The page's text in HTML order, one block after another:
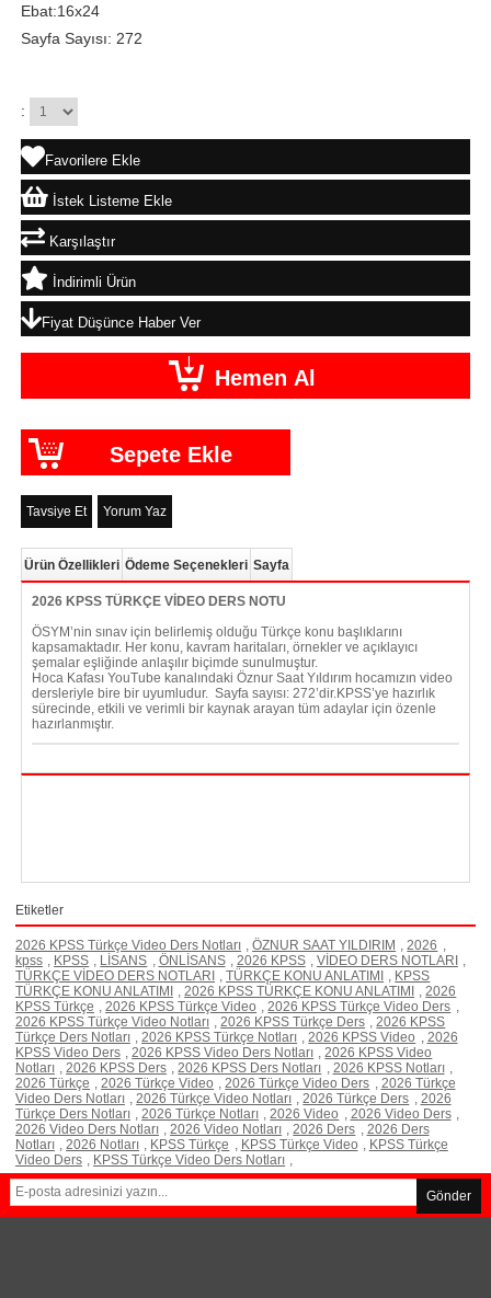
Ebat:16x24
Sayfa Sayısı: 272
:
Favorilere Ekle
İstek Listeme Ekle
Karşılaştır
İndirimli Ürün
Fiyat Düşünce Haber Ver
Tavsiye Et Yorum Yaz
Ürün Özellikleri Ödeme Seçenekleri Sayfa
2026 KPSS TÜRKÇE VİDEO DERS NOTU
ÖSYM’nin sınav için belirlemiş olduğu Türkçe konu başlıklarını
kapsamaktadır. Her konu, kavram haritaları, örnekler ve açıklayıcı
şemalar eşliğinde anlaşılır biçimde sunulmuştur.
Hoca Kafası YouTube kanalındaki Öznur Saat Yıldırım hocamızın video
dersleriyle bire bir uyumludur. Sayfa sayısı: 272’dir.KPSS’ye hazırlık
sürecinde, etkili ve verimli bir kaynak arayan tüm adaylar için özenle
hazırlanmıştır.
Etiketler
2026 KPSS Türkçe Video Ders Notları , ÖZNUR SAAT YILDIRIM , 2026 ,
kpss , KPSS , LİSANS , ÖNLİSANS , 2026 KPSS , VİDEO DERS NOTLARI
,
TÜRKÇE VİDEO DERS NOTLARI
, TÜRKÇE KONU ANLATIMI , KPSS
TÜRKÇE KONU ANLATIMI
, 2026 KPSS TÜRKÇE KONU ANLATIMI , 2026
KPSS Türkçe , 2026 KPSS Türkçe Video , 2026 KPSS Türkçe Video Ders ,
2026 KPSS Türkçe Video Notları , 2026 KPSS Türkçe Ders , 2026 KPSS
Türkçe Ders Notları , 2026 KPSS Türkçe Notları , 2026 KPSS Video , 2026
KPSS Video Ders , 2026 KPSS Video Ders Notları , 2026 KPSS Video
Notları , 2026 KPSS Ders , 2026 KPSS Ders Notları , 2026 KPSS Notları ,
2026 Türkçe , 2026 Türkçe Video , 2026 Türkçe Video Ders , 2026 Türkçe
Video Ders Notları , 2026 Türkçe Video Notları , 2026 Türkçe Ders , 2026
Türkçe Ders Notları , 2026 Türkçe Notları , 2026 Video , 2026 Video Ders ,
2026 Video Ders Notları , 2026 Video Notları , 2026 Ders , 2026 Ders
Notları , 2026 Notları , KPSS Türkçe , KPSS Türkçe Video , KPSS Türkçe
Video Ders , KPSS Türkçe Video Ders Notları ,
Gönder